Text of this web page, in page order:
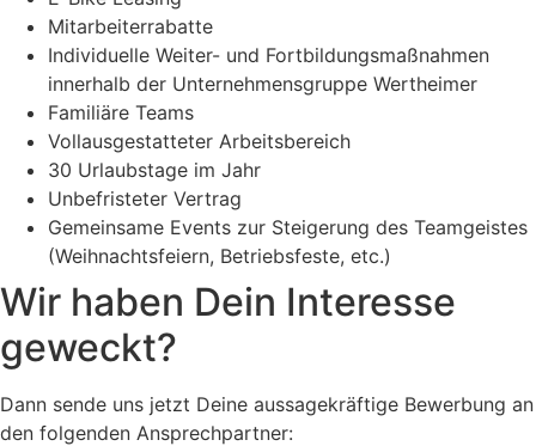
Mitarbeiterrabatte
Individuelle Weiter- und Fortbildungsmaßnahmen
innerhalb der Unternehmensgruppe Wertheimer
Familiäre Teams
Vollausgestatteter Arbeitsbereich
30 Urlaubstage im Jahr
Unbefristeter Vertrag
Gemeinsame Events zur Steigerung des Teamgeistes
(Weihnachtsfeiern, Betriebsfeste, etc.)
Wir haben Dein Interesse
geweckt?
Dann sende uns jetzt Deine aussagekräftige Bewerbung an
den folgenden Ansprechpartner: